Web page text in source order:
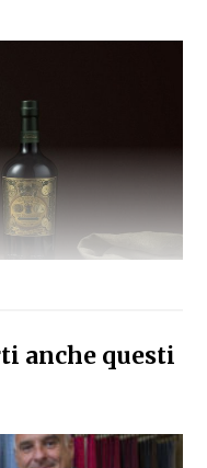
anche questi